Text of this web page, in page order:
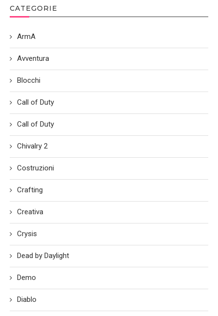
CATEGORIE
ArmA
Avventura
Blocchi
Call of Duty
Call of Duty
Chivalry 2
Costruzioni
Crafting
Creativa
Crysis
Dead by Daylight
Demo
Diablo